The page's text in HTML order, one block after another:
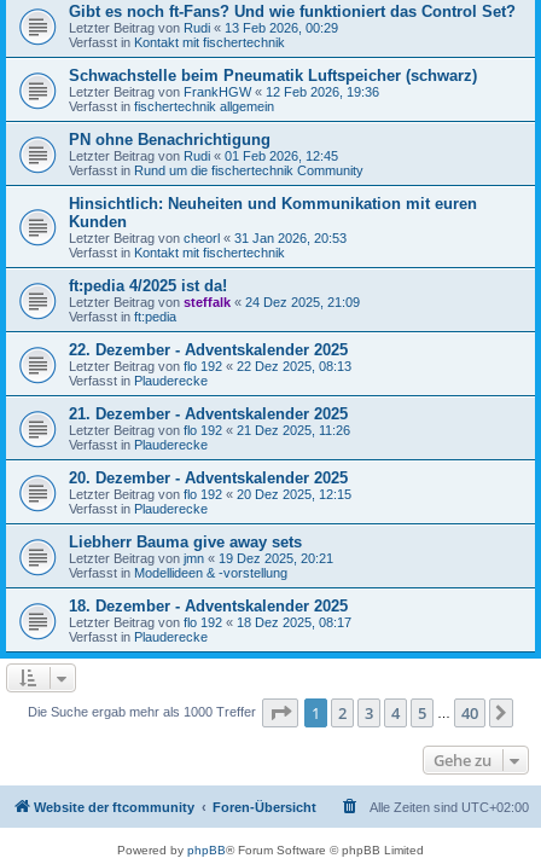
Gibt es noch ft-Fans? Und wie funktioniert das Control Set?
Letzter Beitrag von Rudi « 13 Feb 2026, 00:29
Verfasst in Kontakt mit fischertechnik
Schwachstelle beim Pneumatik Luftspeicher (schwarz)
Letzter Beitrag von FrankHGW« 12 Feb 2026, 19:36
Verfasst in fischertechnik allgemein
PN ohne Benachrichtigung
Letzter Beitrag von Rudi « 01 Feb 2026, 12:45
Verfasst in Rund um die fischertechnik Community
Hinsichtlich: Neuheiten und Kommunikation mit euren
Kunden
Letzter Beitrag von cheorl « 31 Jan 2026, 20:53
Verfasst in Kontakt mit fischertechnik
ft:pedia 4/2025 ist da!
Letzter Beitrag von steffalk « 24 Dez 2025, 21:09
Verfasst in ft:pedia
22. Dezember - Adventskalender 2025
Letzter Beitrag von flo 192 « 22 Dez 2025, 08:13
Verfasst in Plauderecke
21. Dezember - Adventskalender 2025
Letzter Beitrag von flo 192 « 21 Dez 2025, 11:26
Verfasst in Plauderecke
20. Dezember - Adventskalender 2025
Letzter Beitrag von flo 192 « 20 Dez 2025, 12:15
Verfasst in Plauderecke
Liebherr Bauma give away sets
Letzter Beitrag von jmn « 19 Dez 2025, 20:21
Verfasst in Modellideen & -vorstellung
18. Dezember - Adventskalender 2025
Letzter Beitrag von flo 192 « 18 Dez 2025, 08:17
Verfasst in Plauderecke
Die Suche ergab mehr als 1000 Treffer Seite 1von 40
1 2 3 4 5 40
Gehe zu
Website der ftcommunity Foren-Übersicht Alle Zeiten sind UTC+02:00
Powered by phpBB® Forum Software © phpBB Limited